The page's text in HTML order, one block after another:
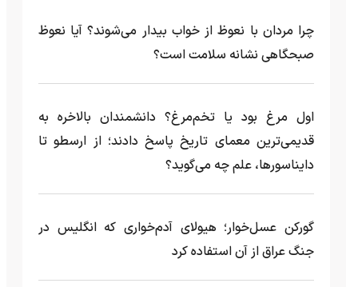
چرا مردان با نعوظ از خواب بیدار می‌شوند؟ آیا نعوظ
صبحگاهی نشانه سلامت است؟
اول مرغ بود یا تخم‌مرغ؟ دانشمندان بالاخره به
قدیمی‌ترین معمای تاریخ پاسخ دادند؛ از ارسطو تا
دایناسورها، علم چه می‌گوید؟
گورکن عسل‌خوار؛ هیولای آدم‌خواری که انگلیس در
جنگ عراق از آن استفاده کرد